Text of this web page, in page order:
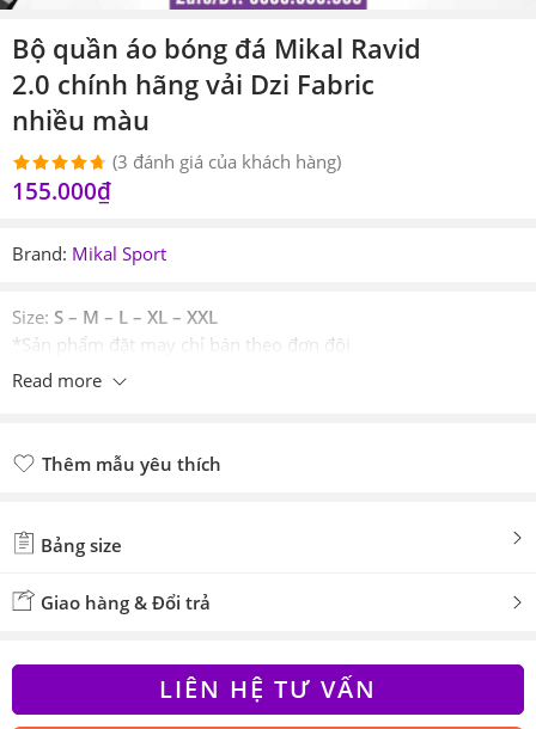
Bộ quần áo bóng đá Mikal Ravid
2.0 chính hãng vải Dzi Fabric
nhiều màu
4.67trên
3
đánh giá
(3 đánh giá của khách hàng)
155.000₫
Brand: Mikal Sport
Size: S – M – L – XL – XXL
*Sản phẩm đặt may chỉ bán theo đơn đội
Read more
Thêm mẫu yêu thích
Bảng size
Giao hàng & Đổi trả
LIÊN HỆ TƯ VẤN